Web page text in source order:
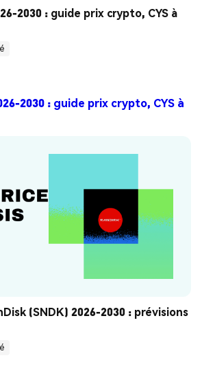
2030 : guide prix crypto, CYS à
2030 : guide prix crypto, CYS à
(SNDK) 2026-2030 : prévisions